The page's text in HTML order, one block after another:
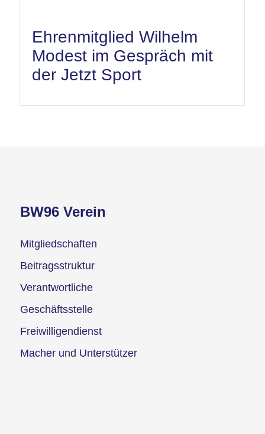
Ehrenmitglied Wilhelm
Modest im Gespräch mit
der Jetzt Sport
BW96 Verein
Mitgliedschaften
Beitragsstruktur
Verantwortliche
Geschäftsstelle
Freiwilligendienst
Macher und Unterstützer